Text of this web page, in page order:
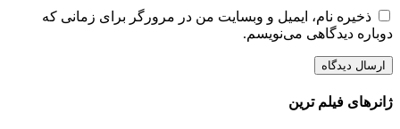
ذخیره نام، ایمیل و وبسایت من در مرورگر برای زمانی که
دوباره دیدگاهی می‌نویسم.
ژانرهای فیلم ترین